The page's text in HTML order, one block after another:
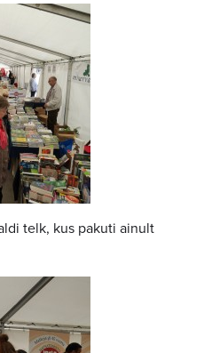
telk, kus pakuti ainult